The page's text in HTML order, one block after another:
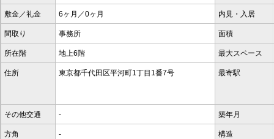
敷金／礼金 6ヶ月／0ヶ月 内見・入居
間取り 事務所 面積
所在階 地上6階 最大スペース
住所 東京都千代田区平河町1丁目1番7号 最寄駅
その他交通 - 築年月
方角 - 構造